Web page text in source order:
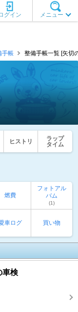
メニュー
グイン
手帳 整備手帳一覧 [矢切
ヒストリ
ラップ
タイム
燃費
フォトアル
バム
(1)
車ログ 買い物
車検